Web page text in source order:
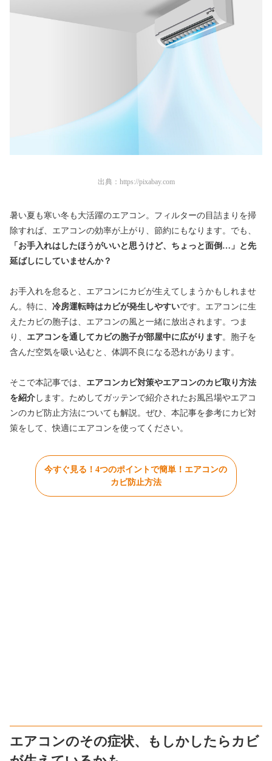
出典： https://pixabay.com
暑い夏も寒い冬も大活躍のエアコン。フィルターの目詰まりを掃
除すれば、エアコンの効率が上がり、節約にもなります。でも、
「お手入れはしたほうがいいと思うけど、ちょっと面倒…」と先
延ばしにしていませんか？
お手入れを怠ると、エアコンにカビが生えてしまうかもしれませ
ん。特に、 冷房運転時はカビが発生しやすいです。エアコンに生
えたカビの胞子は、エアコンの風と一緒に放出されます。つま
り、 エアコンを通してカビの胞子が部屋中に広がります。胞子を
含んだ空気を吸い込むと、体調不良になる恐れがあります。
そこで本記事では、 エアコンカビ対策やエアコンのカビ取り方法
を紹介 します。ためしてガッテンで紹介されたお風呂場やエアコ
ンのカビ防止方法についても解説。ぜひ、本記事を参考にカビ対
策をして、快適にエアコンを使ってください。
今すぐ見る！4つのポイントで簡単！エアコンの
カビ防止方法
エアコンのその症状、もしかしたらカビ